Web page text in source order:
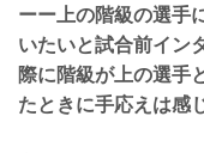
ーー上の階級の選手
いたいと試合前イン
際に階級が上の選手
たときに手応えは感